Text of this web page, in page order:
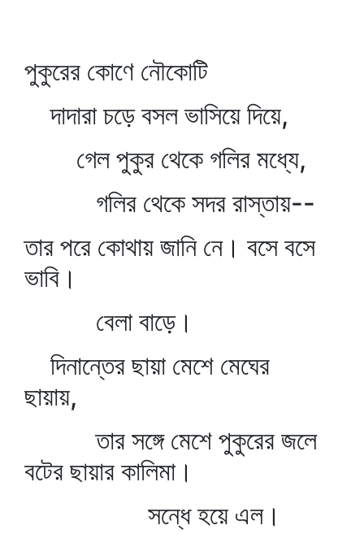
পুকুরের কোণে নৌকোটি
দাদারা চড়ে বসল ভাসিয়ে দিয়ে,
গেল পুকুর থেকে গলির মধ্যে,
গলির থেকে সদর রাস্তায়--
তার পরে কোথায় জানি নে। বসে বসে
ভাবি।
বেলা বাড়ে।
দিনান্তের ছায়া মেশে মেঘের
ছায়ায়,
তার সঙ্গে মেশে পুকুরের জলে
বটের ছায়ার কালিমা।
সন্ধে হয়ে এল।